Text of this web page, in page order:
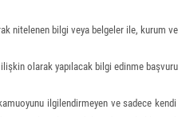
nitelenen bilgi veya belgeler ile, kurum
olarak yapılacak bilgi edinme
ilgilendirmeyen ve sadece